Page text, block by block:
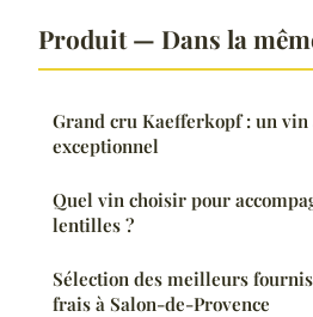
Produit — Dans la
Grand cru Kaefferkopf : un
exceptionnel
Quel vin choisir pour
lentilles ?
Sélection des meilleurs
frais à Salon-de-Provence